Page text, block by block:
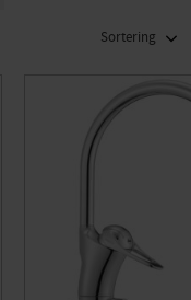
VÆLG SORTERINGSMETODE